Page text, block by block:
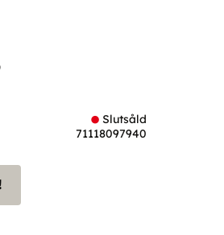
till i favoriter
Slutsåld
71118097940